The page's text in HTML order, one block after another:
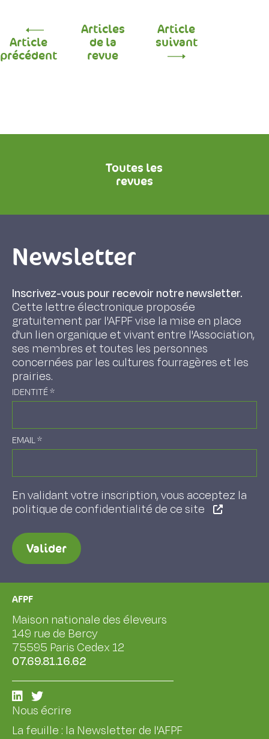
Article
précédent
Articles
de la
revue
Article
suivant
Toutes les
revues
Newsletter
Inscrivez-vous pour recevoir notre newsletter.
Cette lettre électronique proposée
gratuitement par l'AFPF vise la mise en place
d'un lien organique et vivant entre l'Association,
ses membres et toutes les personnes
concernées par les cultures fourragères et les
prairies.
IDENTITÉ*
EMAIL*
En validant votre inscription, vous acceptez la
politique de confidentialité de ce site
Valider
AFPF
Maison nationale des éleveurs
149 rue de Bercy
75595 Paris Cedex 12
07.69.81.16.62
Nous écrire
La feuille : la Newsletter de l'AFPF